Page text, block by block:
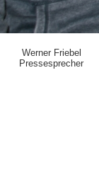
Werner Friebel
Pressesprecher